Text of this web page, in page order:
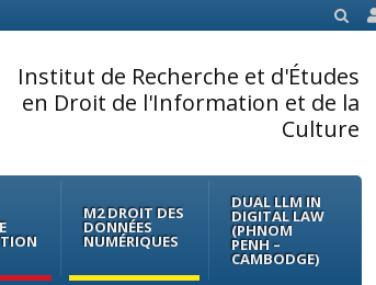
SEARCH
Institut de Recherche et d'Études
en Droit de l'Information et de la
Culture
M2 DROIT DES
DONNÉES
NUMÉRIQUES
DUAL LLM IN
DIGITAL LAW
(PHNOM
PENH –
CAMBODGE)